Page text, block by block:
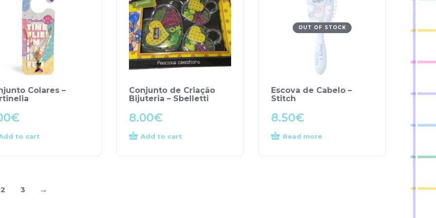
Colares –
€
to cart
Conjunto de Criação
Bijuteria – Sbelletti
8.00€
Add to cart
OUT OF STOCK
Escova de Cabelo –
Stitch
8.50€
Read more
2 3 →